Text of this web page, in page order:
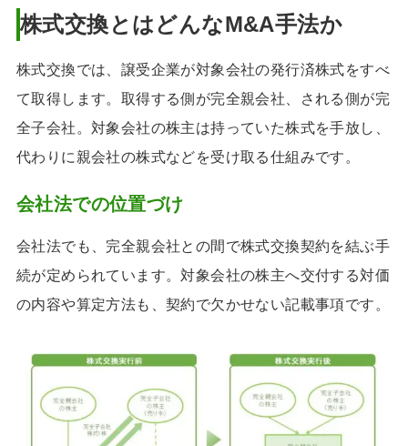
株式交換とはどんなM&A手法か
株式交換では、譲受企業が対象会社の発行済株式をすべ
て取得します。取得する側が完全親会社、される側が完
全子会社。対象会社の株主は持っていた株式を手放し、
代わりに親会社の株式などを受け取る仕組みです。
会社法での位置づけ
会社法でも、完全親会社との間で株式交換契約を結ぶ手
続が定められています。対象会社の株主へ交付する対価
の内容や算定方法も、契約で欠かせない記載事項です。